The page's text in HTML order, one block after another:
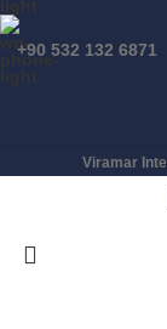
+90 532 132 6871
Viramar